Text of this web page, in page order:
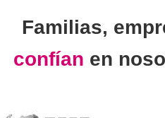
Familias,
confían en